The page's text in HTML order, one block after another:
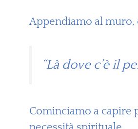
Appendiamo al muro,
“Là dove c’è il
Cominciamo a capire